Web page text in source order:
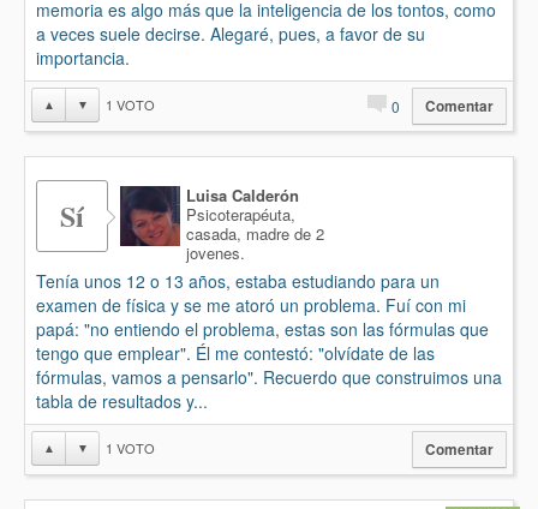
memoria es algo más que la inteligencia de los tontos, como
a veces suele decirse. Alegaré, pues, a favor de su
importancia.
▲ ▼ 1 VOTO 0 Comentar
Sí
Luisa Calderón
Psicoterapéuta,
casada, madre de 2
jovenes.
Tenía unos 12 o 13 años, estaba estudiando para un
examen de física y se me atoró un problema. Fuí con mi
papá: "no entiendo el problema, estas son las fórmulas que
tengo que emplear". Él me contestó: "olvídate de las
fórmulas, vamos a pensarlo". Recuerdo que construimos una
tabla de resultados y...
▲ ▼ 1 VOTO Comentar